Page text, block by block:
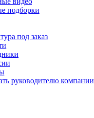
подборки
под заказ
руководителю компании